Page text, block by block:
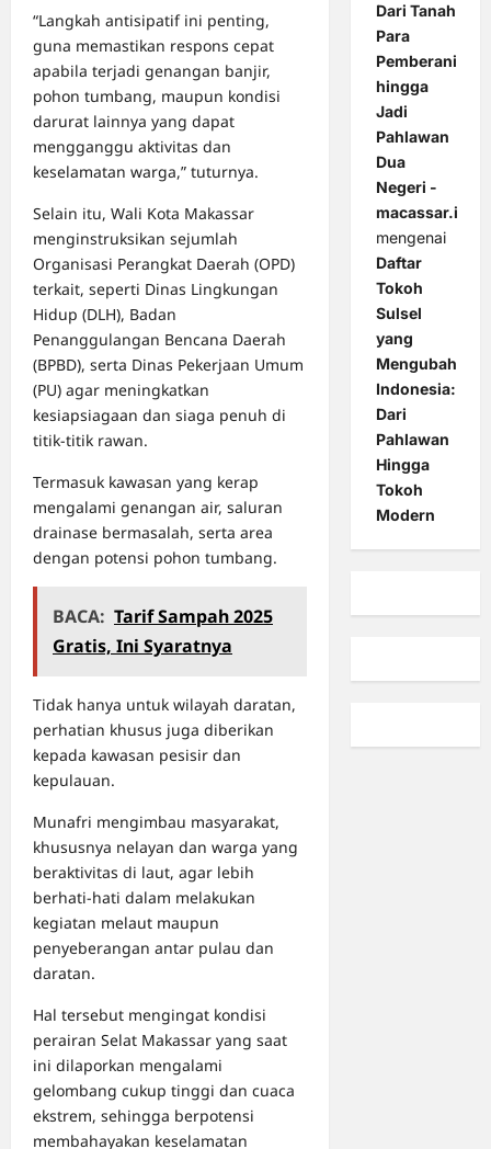
“Langkah antisipatif ini penting,
guna memastikan respons cepat
apabila terjadi genangan banjir,
pohon tumbang, maupun kondisi
darurat lainnya yang dapat
mengganggu aktivitas dan
keselamatan warga,” tuturnya.
Selain itu, Wali Kota Makassar
menginstruksikan sejumlah
Organisasi Perangkat Daerah (OPD)
terkait, seperti Dinas Lingkungan
Hidup (DLH), Badan
Penanggulangan Bencana Daerah
(BPBD), serta Dinas Pekerjaan Umum
(PU) agar meningkatkan
kesiapsiagaan dan siaga penuh di
titik-titik rawan.
Termasuk kawasan yang kerap
mengalami genangan air, saluran
drainase bermasalah, serta area
dengan potensi pohon tumbang.
BACA: Tarif Sampah 2025
Gratis, Ini Syaratnya
Tidak hanya untuk wilayah daratan,
perhatian khusus juga diberikan
kepada kawasan pesisir dan
kepulauan.
Munafri mengimbau masyarakat,
khususnya nelayan dan warga yang
beraktivitas di laut, agar lebih
berhati-hati dalam melakukan
kegiatan melaut maupun
penyeberangan antar pulau dan
daratan.
Hal tersebut mengingat kondisi
perairan Selat Makassar yang saat
ini dilaporkan mengalami
gelombang cukup tinggi dan cuaca
ekstrem, sehingga berpotensi
membahayakan keselamatan
Dari Tanah
Para
Pemberani
hingga
Jadi
Pahlawan
Dua
Negeri -
macassar.id
mengenai
Daftar
Tokoh
Sulsel
yang
Mengubah
Indonesia:
Dari
Pahlawan
Hingga
Tokoh
Modern